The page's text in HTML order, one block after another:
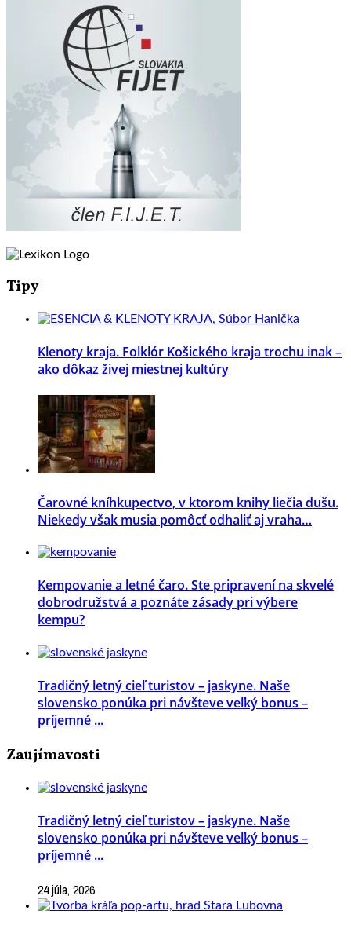
Tipy
Klenoty kraja. Folklór Košického kraja trochu inak –
ako dôkaz živej miestnej kultúry
Čarovné kníhkupectvo, v ktorom knihy liečia dušu.
Niekedy však musia pomôcť odhaliť aj vraha…
Kempovanie a letné čaro. Ste pripravení na skvelé
dobrodružstvá a poznáte zásady pri výbere
kempu?
Tradičný letný cieľ turistov – jaskyne. Naše
slovensko ponúka pri návšteve veľký bonus –
príjemné ...
Zaujímavosti
Tradičný letný cieľ turistov – jaskyne. Naše
slovensko ponúka pri návšteve veľký bonus –
príjemné ...
24 júla, 2026